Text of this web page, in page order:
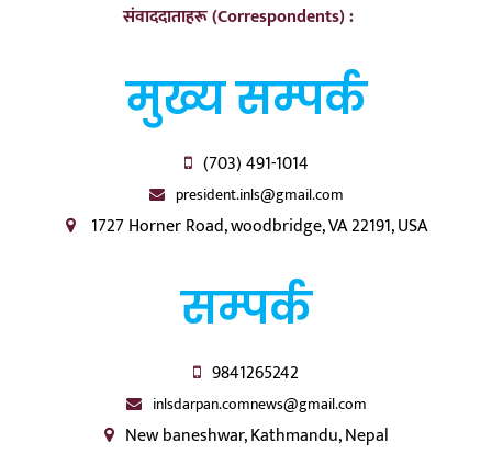
संवाददाताहरू (Correspondents) :
मुख्य सम्पर्क
(703) 491-1014
president.inls@gmail.com
1727 Horner Road, woodbridge, VA 22191, USA
सम्पर्क
9841265242
inlsdarpan.comnews@gmail.com
New baneshwar, Kathmandu, Nepal